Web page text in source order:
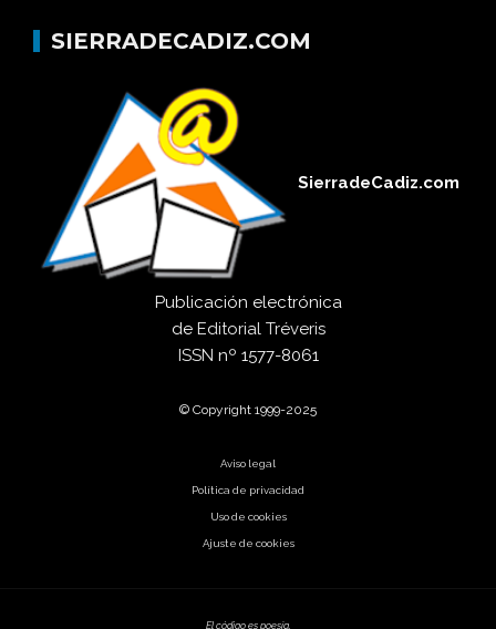
SIERRADECADIZ.COM
SierradeCadiz.com
Publicación electrónica
de Editorial Tréveris
ISSN nº 1577-8061
© Copyright 1999-2025
Aviso legal
Política de privacidad
Uso de cookies
Ajuste de cookies
El código es poesía.